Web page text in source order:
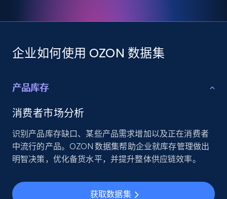
企业如何使用 OZON 数据集
产品库存
消费者市场分析
识别产品库存缺口、某些产品需求增加以及正在消费者
中流行的产品。OZON 数据集帮助企业就库存管理做出
明智决策，优化备货水平，并提升整体供应链效率。
获取数据集